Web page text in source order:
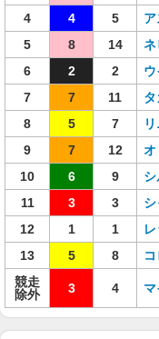
4
4 5
5
8 14
6
2 2
7
7 11
8
5 7
9
7 12 オ
10
6 9
11
3 3
12
1 1
13
5 8
競走
除外
3 4